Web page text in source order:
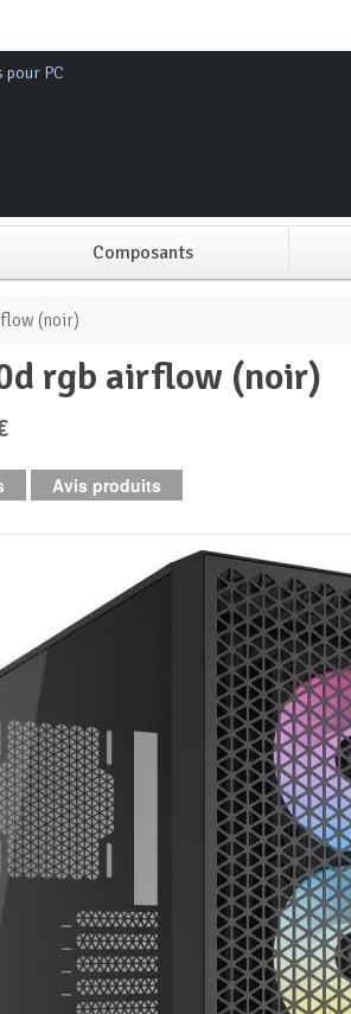
pour PC
Composants
Alimentation PC
Boitier PC
Carte mère
Mémoire Notebook
Processeur
Disque SSD
(noir)
rgb airflow (noir)
Avis produits